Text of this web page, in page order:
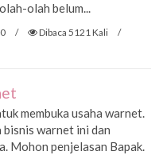
olah belum...
/ Dibaca 5121 Kali
/
membuka usaha warnet.
bisnis warnet ini dan
Mohon penjelasan Bapak.